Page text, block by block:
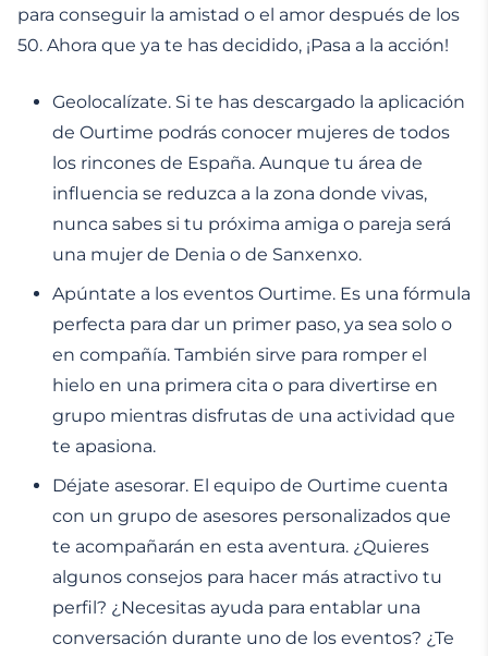
para conseguir la amistad o el amor después de los
50. Ahora que ya te has decidido, ¡Pasa a la acción!
Geolocalízate. Si te has descargado la aplicación
de Ourtime podrás conocer mujeres de todos
los rincones de España. Aunque tu área de
influencia se reduzca a la zona donde vivas,
nunca sabes si tu próxima amiga o pareja será
una mujer de Denia o de Sanxenxo.
Apúntate a los eventos Ourtime. Es una fórmula
perfecta para dar un primer paso, ya sea solo o
en compañía. También sirve para romper el
hielo en una primera cita o para divertirse en
grupo mientras disfrutas de una actividad que
te apasiona.
Déjate asesorar. El equipo de Ourtime cuenta
con un grupo de asesores personalizados que
te acompañarán en esta aventura. ¿Quieres
algunos consejos para hacer más atractivo tu
perfil? ¿Necesitas ayuda para entablar una
conversación durante uno de los eventos? ¿Te